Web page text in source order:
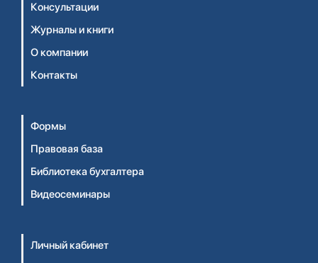
Консультации
Журналы и книги
О компании
Контакты
Формы
Правовая база
Библиотека бухгалтера
Видеосеминары
Личный кабинет